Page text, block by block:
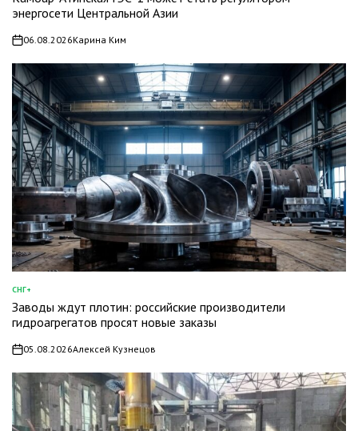
энергосети Центральной Азии
on06.08.2026Карина Ким
ОПУБЛИКОВАНО
В
СНГ+
Заводы ждут плотин: российские производители
гидроагрегатов просят новые заказы
on05.08.2026Алексей Кузнецов